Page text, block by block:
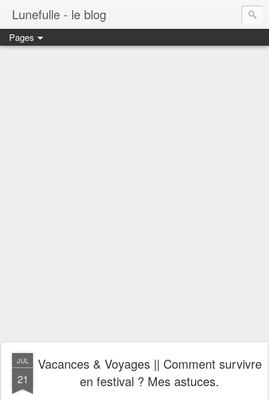
Lunefulle - le blog
Pages
JUL
21
Vacances & Voyages || Comment survivre
en festival ? Mes astuces.